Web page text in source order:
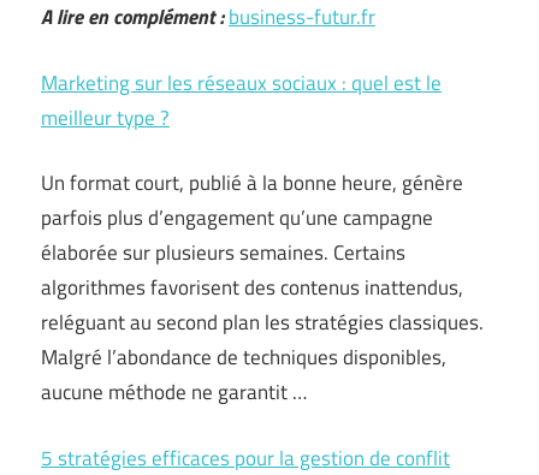
A lire en complément :business-futur.fr
Marketing sur les réseaux sociaux : quel est le
meilleur type ?
Un format court, publié à la bonne heure, génère
parfois plus d’engagement qu’une campagne
élaborée sur plusieurs semaines. Certains
algorithmes favorisent des contenus inattendus,
reléguant au second plan les stratégies classiques.
Malgré l’abondance de techniques disponibles,
aucune méthode ne garantit …
5 stratégies efficaces pour la gestion de conflit